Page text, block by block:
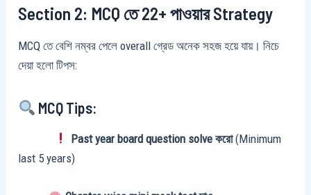
Section 2: MCQ তে 22+ পাওয়ার Strategy
MCQ তে বেশি নম্বর পেলে overall গ্রেড অনেক সহজ হয়ে যায়। নিচে
দেয়া হলো টিপস:
MCQ Tips:
Past year board question solve করো(Minimum
last 5 years)